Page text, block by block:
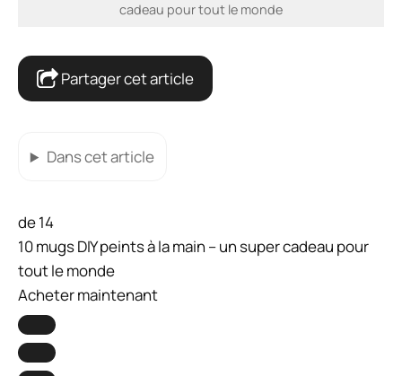
cadeau pour tout le monde
Partager cet article
Dans cet article
de 14
10 mugs DIY peints à la main – un super cadeau pour
tout le monde
Acheter maintenant